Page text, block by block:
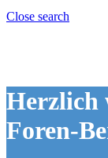
Close search
Herzlich
Foren-